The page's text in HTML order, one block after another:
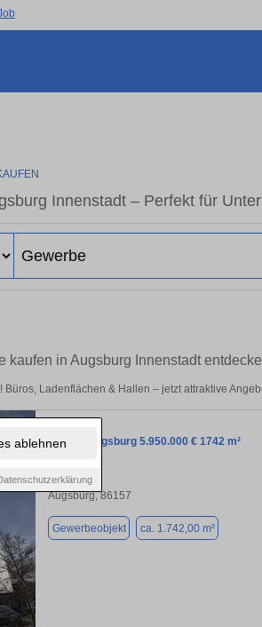
ablehnen
Innenstadt – Perfekt für
kaufen in Augsburg Innenstadt
Ladenflächen & Hallen – jetzt attraktive
Büro in Augsburg 5.950.000 € 1742 m²
Augsburg, 86157
Gewerbeobjekt ca. 1.742,00 m²